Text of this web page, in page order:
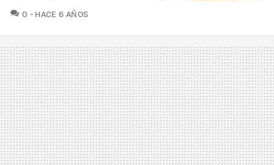
0 COMENTARIOS
HACE 6 AÑOS